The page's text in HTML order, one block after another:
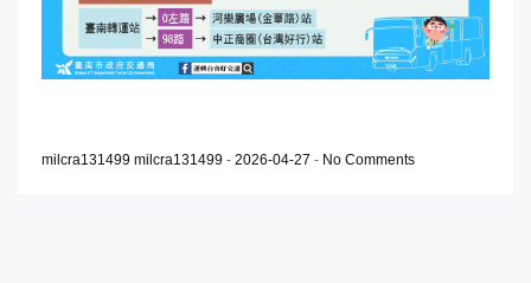
milcra131499 milcra131499 - 2026-04-27 - No Comments